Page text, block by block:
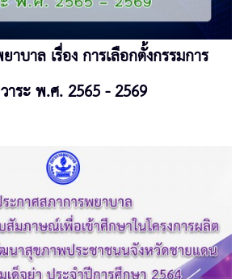
บาล เรื่อง การเลือกตั้งกรรมการ
ระ พ.ศ. 2565 - 2569